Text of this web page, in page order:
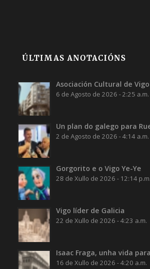
ÚLTIMAS ANOTACIÓNS
Asociación Cultural de Vigo
6 de Agosto de 2026 - 2:25 a.m.
Un plan do galego para
2 de Agosto de 2026 - 4:14 a.m.
Gorgorito e o Vigo Ye-Ye
28 de Xullo de 2026 - 12:14 p.m.
Vigo líder de Galicia
22 de Xullo de 2026 - 4:23 a.m.
Isaac Fraga, unha vida
16 de Xullo de 2026 - 4:20 a.m.